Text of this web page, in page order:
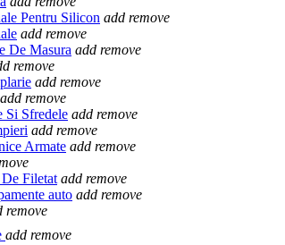
Pentru Silicon add remove
add remove
De Masura add remove
remove
add remove
add remove
Si Sfredele add remove
add remove
Armate add remove
Filetat add remove
auto add remove
remove
add remove